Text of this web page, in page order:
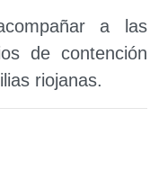
a las
de contención
riojanas.